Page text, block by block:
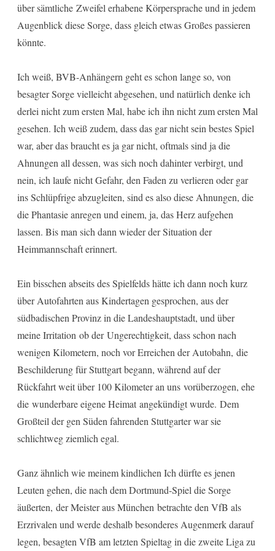
über sämtliche Zweifel erhabene Körpersprache und in jedem
Augenblick diese Sorge, dass gleich etwas Großes passieren
könnte.
Ich weiß, BVB-Anhängern geht es schon lange so, von
besagter Sorge vielleicht abgesehen, und natürlich denke ich
derlei nicht zum ersten Mal, habe ich ihn nicht zum ersten Mal
gesehen. Ich weiß zudem, dass das gar nicht sein bestes Spiel
war, aber das braucht es ja gar nicht, oftmals sind ja die
Ahnungen all dessen, was sich noch dahinter verbirgt, und
nein, ich laufe nicht Gefahr, den Faden zu verlieren oder gar
ins Schlüpfrige abzugleiten, sind es also diese Ahnungen, die
die Phantasie anregen und einem, ja, das Herz aufgehen
lassen. Bis man sich dann wieder der Situation der
Heimmannschaft erinnert.
Ein bisschen abseits des Spielfelds hätte ich dann noch kurz
über Autofahrten aus Kindertagen gesprochen, aus der
südbadischen Provinz in die Landeshauptstadt, und über
meine Irritation ob der Ungerechtigkeit, dass schon nach
wenigen Kilometern, noch vor Erreichen der Autobahn, die
Beschilderung für Stuttgart begann, während auf der
Rückfahrt weit über 100 Kilometer an uns vorüberzogen, ehe
die wunderbare eigene Heimat angekündigt wurde. Dem
Großteil der gen Süden fahrenden Stuttgarter war sie
schlichtweg ziemlich egal.
Ganz ähnlich wie meinem kindlichen Ich dürfte es jenen
Leuten gehen, die nach dem Dortmund-Spiel die Sorge
äußerten, der Meister aus München betrachte den VfB als
Erzrivalen und werde deshalb besonderes Augenmerk darauf
legen, besagten VfB am letzten Spieltag in die zweite Liga zu